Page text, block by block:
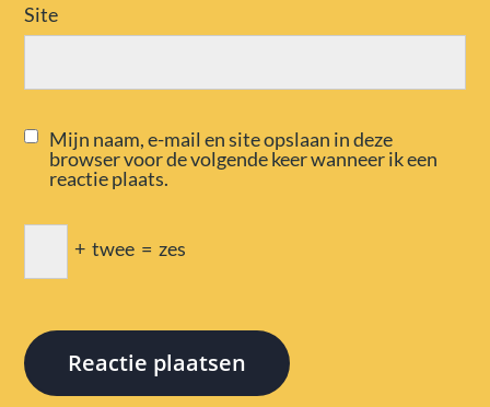
Site
Mijn naam, e-mail en site opslaan in deze
browser voor de volgende keer wanneer ik een
reactie plaats.
+ twee = zes